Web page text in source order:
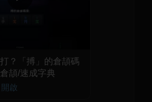
打？「搏」的倉頡碼
頡/速成字典
啟